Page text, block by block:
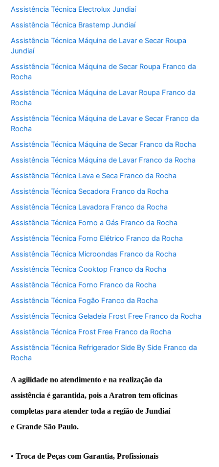
Assistência Técnica Electrolux Jundiaí
Assistência Técnica Brastemp Jundiaí
Assistência Técnica Máquina de Lavar e Secar Roupa
Jundiaí
Assistência Técnica Máquina de Secar Roupa Franco da
Rocha
Assistência Técnica Máquina de Lavar Roupa Franco da
Rocha
Assistência Técnica Máquina de Lavar e Secar Franco da
Rocha
Assistência Técnica Máquina de Secar Franco da Rocha
Assistência Técnica Máquina de Lavar Franco da Rocha
Assistência Técnica Lava e Seca Franco da Rocha
Assistência Técnica Secadora Franco da Rocha
Assistência Técnica Lavadora Franco da Rocha
Assistência Técnica Forno a Gás Franco da Rocha
Assistência Técnica Forno Elétrico Franco da Rocha
Assistência Técnica Microondas Franco da Rocha
Assistência Técnica Cooktop Franco da Rocha
Assistência Técnica Forno Franco da Rocha
Assistência Técnica Fogão Franco da Rocha
Assistência Técnica Geladeia Frost Free Franco da Rocha
Assistência Técnica Frost Free Franco da Rocha
Assistência Técnica Refrigerador Side By Side Franco da
Rocha
A agilidade no atendimento e na realização da
assistência é garantida, pois a Aratron tem oficinas
completas para atender toda a região de Jundiaí
e Grande São Paulo.
• Troca de Peças com Garantia, Profissionais